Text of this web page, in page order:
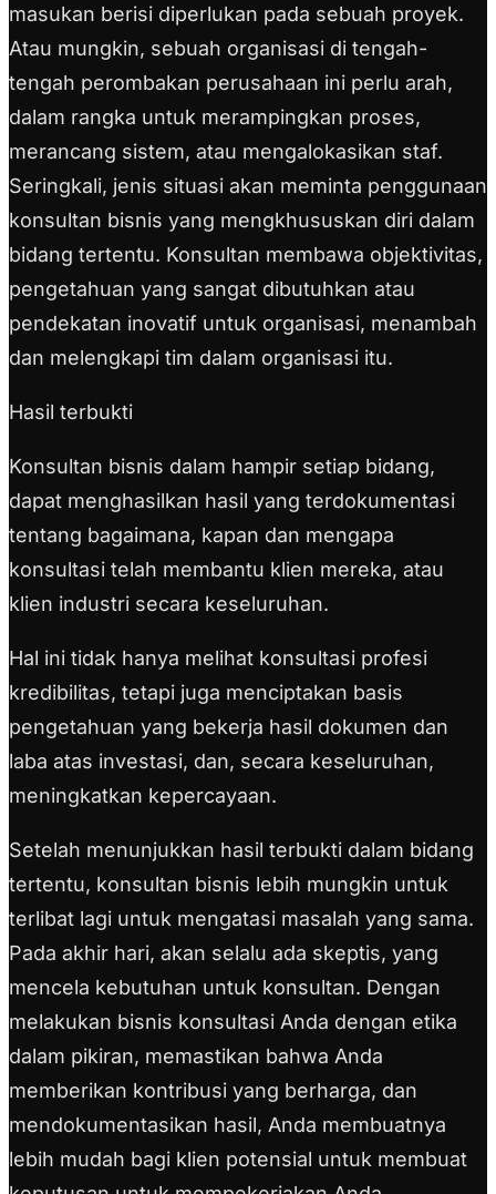
masukan berisi diperlukan pada sebuah proyek.
Atau mungkin, sebuah organisasi di tengah-
tengah perombakan perusahaan ini perlu arah,
dalam rangka untuk merampingkan proses,
merancang sistem, atau mengalokasikan staf.
Seringkali, jenis situasi akan meminta penggunaan
konsultan bisnis yang mengkhususkan diri dalam
bidang tertentu. Konsultan membawa objektivitas,
pengetahuan yang sangat dibutuhkan atau
pendekatan inovatif untuk organisasi, menambah
dan melengkapi tim dalam organisasi itu.
Hasil terbukti
Konsultan bisnis dalam hampir setiap bidang,
dapat menghasilkan hasil yang terdokumentasi
tentang bagaimana, kapan dan mengapa
konsultasi telah membantu klien mereka, atau
klien industri secara keseluruhan.
Hal ini tidak hanya melihat konsultasi profesi
kredibilitas, tetapi juga menciptakan basis
pengetahuan yang bekerja hasil dokumen dan
laba atas investasi, dan, secara keseluruhan,
meningkatkan kepercayaan.
Setelah menunjukkan hasil terbukti dalam bidang
tertentu, konsultan bisnis lebih mungkin untuk
terlibat lagi untuk mengatasi masalah yang sama.
Pada akhir hari, akan selalu ada skeptis, yang
mencela kebutuhan untuk konsultan. Dengan
melakukan bisnis konsultasi Anda dengan etika
dalam pikiran, memastikan bahwa Anda
memberikan kontribusi yang berharga, dan
mendokumentasikan hasil, Anda membuatnya
lebih mudah bagi klien potensial untuk membuat